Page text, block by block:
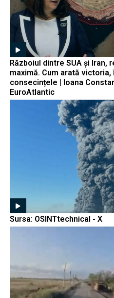
Războiul dintre SUA și Iran,
maximă. Cum arată
consecințele | Ioana
EuroAtlantic
Sursa: OSINTtechnical - X